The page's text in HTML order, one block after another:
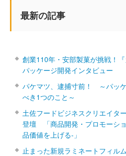
最新の記事
創業110年・安部製菓が挑戦！
パッケージ開発インタビュー
パケマツ、逮捕寸前！ ～パッ
べき1つのこと～
土佐フードビジネスクリエイタ
登壇 「商品開発・プロモーシ
品価値を上げる‐」
止まった新規ラミネートフィル